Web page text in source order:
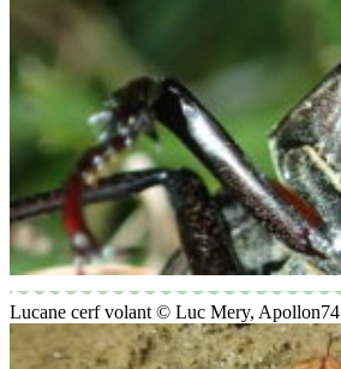
Lucane cerf volant © Luc Mery, Apollon74